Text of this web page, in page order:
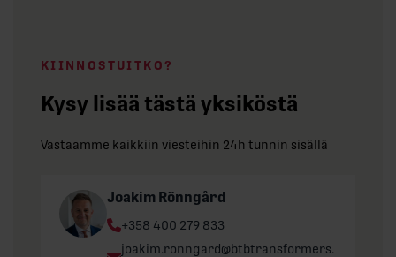
KIINNOSTUITKO?
Kysy lisää tästä yksiköstä
Vastaamme kaikkiin viesteihin 24h tunnin sisällä
Joakim Rönngård
Phone:
+358 400 279 833
Email:
joakim.ronngard@btbtransformers.